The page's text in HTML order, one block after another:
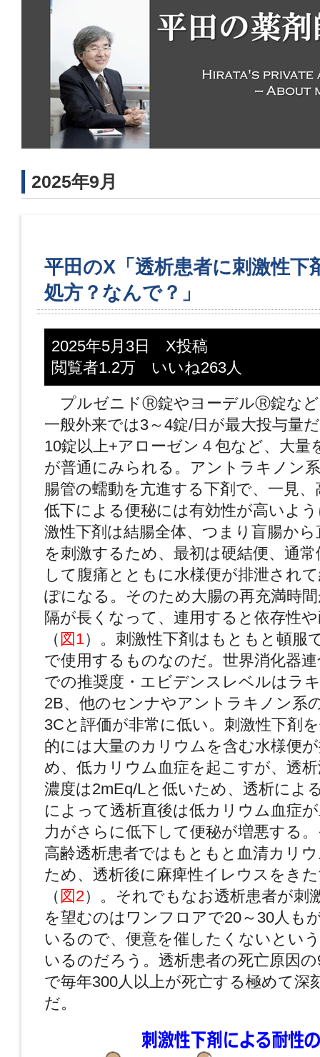
2025年9月
平田のX「透析患者に刺激性下
処方？なんで？」
2025年5月3日 X投稿
閲覧者1.2万 いいね263人
プルゼニドⓇ錠やヨーデルⓇ錠など
一般外来では3～4錠/日が最大投与量
10錠以上+アローゼン４包など、大量
が普通にみられる。アントラキノン
腸管の蠕動を亢進する下剤で、一見
低下による便秘には有効性が高いよ
激性下剤は結腸全体、つまり盲腸か
を刺激するため、最初は硬結便、通
して腹痛とともに水様便が排泄され
ぽになる。そのため大腸の再充満時
隔が長くなって、連用すると依存性
（ 図1）。刺激性下剤はもともと頓服
で使用するものなのだ。世界消化器
での推奨度・エビデンスレベルはラ
2B、他のセンナやアントラキノン系
3Cと評価が非常に低い。刺激性下剤
的には大量のカリウムを含む水様便
め、低カリウム血症を起こすが、透
濃度は2mEq/Lと低いため、透析によ
によって透析直後は低カリウム血症
力がさらに低下して便秘が増悪する
高齢透析患者ではもともと血清カリ
ため、透析後に麻痺性イレウスをき
（ 図2）。それでもなお透析患者が刺
を望むのはワンフロアで20～30人も
いるので、便意を催したくないとい
いるのだろう。透析患者の死亡原因
で毎年300人以上が死亡する極めて深
だ。